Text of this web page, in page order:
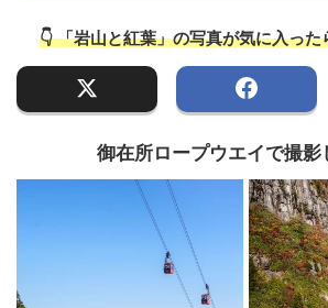
👇 「岩山と紅葉」の写真が気に入った
御在所ロープウエイで撮影